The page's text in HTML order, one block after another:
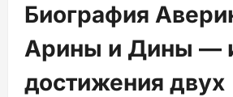
Биография
Арины и Дины —
достижения двух